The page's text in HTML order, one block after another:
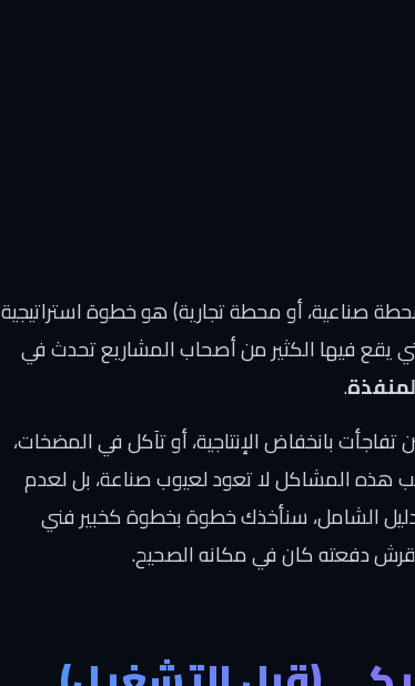
صناعية، أو محطة تجارية) هو خطوة استراتيجية
يقع فيها الكثير من أصحاب المشاريع تحدث في
.
بانخفاض الإنتاجية، أو تآكل في المضخات،
هذه المشاكل لا تعود لعيوب صناعة، بل لعدم
الشامل، سنأخذك خطوة بخطوة كخبير فني
دفعته كان في مكانه الصحيح.